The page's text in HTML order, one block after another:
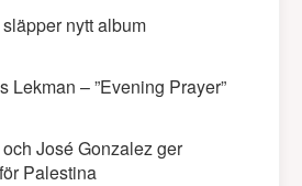
nytt album
Lekman – ”Evening Prayer”
José Gonzalez ger
Palestina